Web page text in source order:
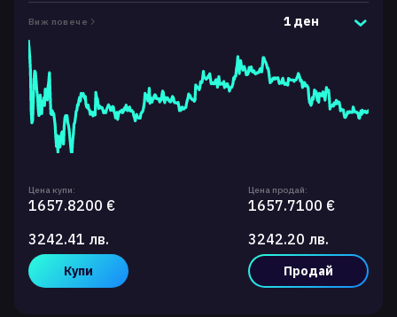
Виж повече 1 ден
Цена купи:
1657.8200 €
3242.41 лв.
Купи
Цена продай:
1657.7100 €
3242.20 лв.
Продай